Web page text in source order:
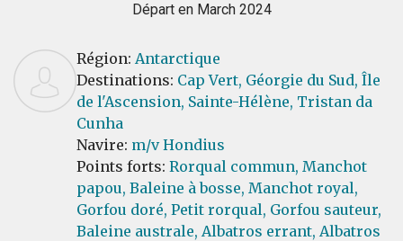
Départ en March 2024
Région: Antarctique
Destinations: Cap Vert, Géorgie du Sud, Île
de l'Ascension, Sainte-Hélène, Tristan da
Cunha
Navire: m/v Hondius
Points forts: Rorqual commun, Manchot
papou, Baleine à bosse, Manchot royal,
Gorfou doré, Petit rorqual, Gorfou sauteur,
Baleine australe, Albatros errant, Albatros